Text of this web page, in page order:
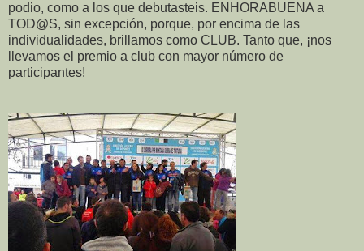
podio, como a los que debutasteis. ENHORABUENA a
TOD@S, sin excepción, porque, por encima de las
individualidades, brillamos como CLUB. Tanto que, ¡nos
llevamos el premio a club con mayor número de
participantes!